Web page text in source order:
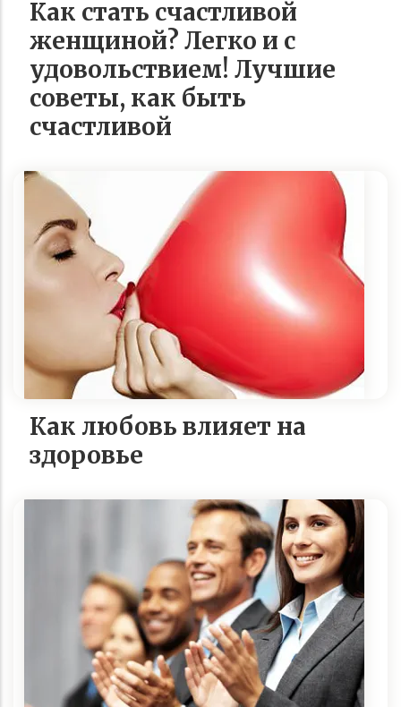
Как стать счастливой
женщиной? Легко и с
удовольствием! Лучшие
советы, как быть
счастливой
Как любовь влияет на
здоровье